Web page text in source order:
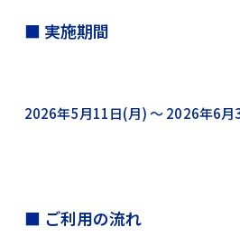
■ 実施期間
2026年5月11日(月) 〜 2026年6
■ ご利用の流れ